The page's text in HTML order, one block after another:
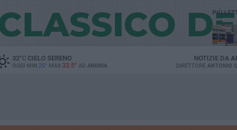
32°CCIELO SERENO
OGGI MIN 25° MAX 33.5° AD ANDRIA
NOTIZIE DA
DIRETTORE ANTONIO
PIÙ